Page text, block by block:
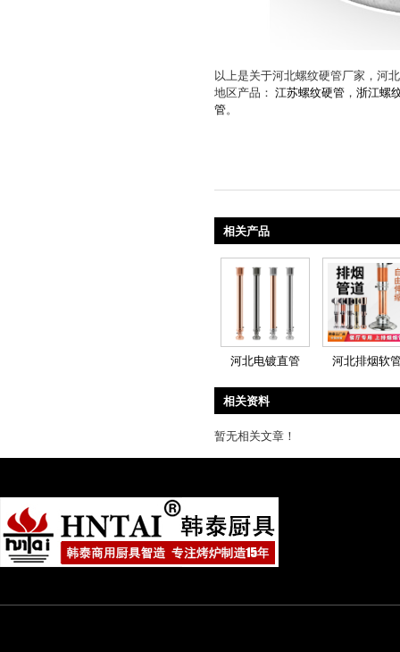
以上是关于河北螺纹硬管厂家，河
地区产品： 江苏螺纹硬管 ， 浙江螺
管。
相关产品
河北电镀直管 河北排烟软
相关资料
暂无相关文章！